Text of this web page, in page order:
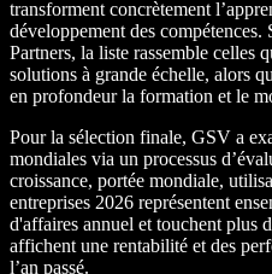
transforment concrètement
développement des
Partners, la liste rassemble celles
solutions à grande échelle, alors
en profondeur la formation et le
Pour la sélection finale, GSV a
mondiales via un processus
croissance, portée mondiale,
entreprises 2026 représentent
d'affaires annuel et touchent plus
affichent une rentabilité et des
l’an passé.